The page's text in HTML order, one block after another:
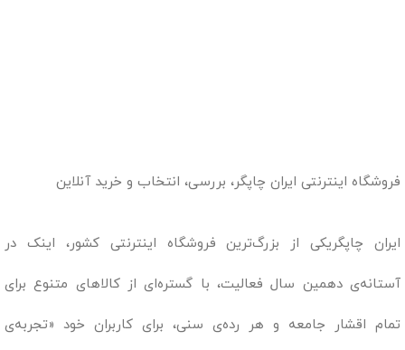
فروشگاه اینترنتی ایران چاپگر، بررسی، انتخاب و خرید آنلاین
ایران چاپگریکی از بزرگ‌ترین فروشگاه اینترنتی کشور، اینک در
آستانه‌ی دهمین سال فعالیت، با گستره‌ای از کالاهای متنوع برای
تمام اقشار جامعه و هر رده‌ی سنی، برای کاربران خود «تجربه‌ی